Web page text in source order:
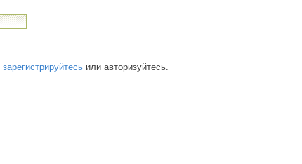
зарегистрируйтесь или авторизуйтесь.